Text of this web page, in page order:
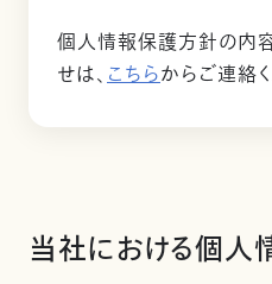
個人情報保護方針の内
せは、こちらからご連絡く
当社における個人